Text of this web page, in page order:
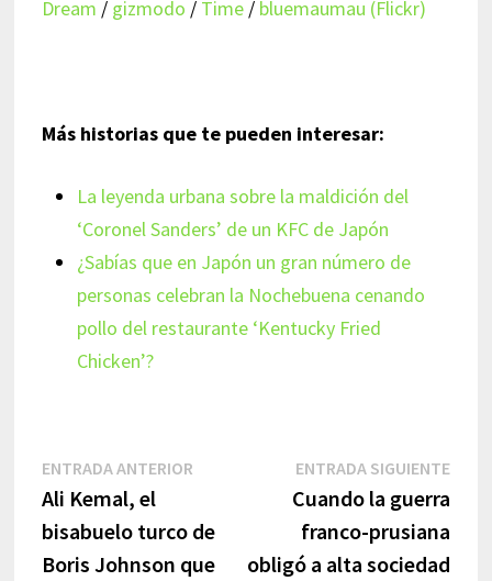
Dream / gizmodo / Time/ bluemaumau (Flickr)
Más historias que te pueden interesar:
La leyenda urbana sobre la maldición del
‘Coronel Sanders’ de un KFC de Japón
¿Sabías que en Japón un gran número de
personas celebran la Nochebuena cenando
pollo del restaurante ‘Kentucky Fried
Chicken’?
Navegación
de
entradas
ENTRADA ANTERIOREntrada
Ali Kemal, el
bisabuelo turco de
Boris Johnson que
ENTRADA SIGUIENTE
Cuando la guerra
franco-prusiana
obligó a alta sociedad